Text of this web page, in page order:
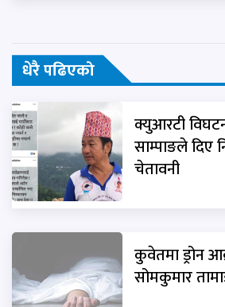
धेरै पढिएको
क्युआरटी
साम्पाङले दिए
चेतावनी
कुवेतमा ड्रोन
सोमकुमार